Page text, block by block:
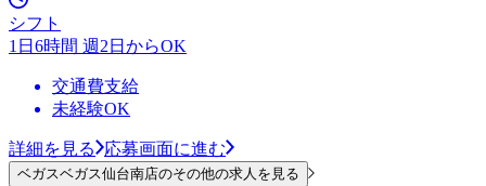
シフト
1日6時間 週2日からOK
交通費支給
未経験OK
詳細を見る 応募画面に進む
ベガスベガス仙台南店のその他の求人を見る